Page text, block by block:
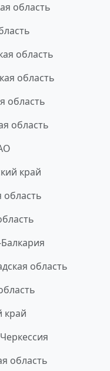
область
область
область
область
область
край
область
область
край
область